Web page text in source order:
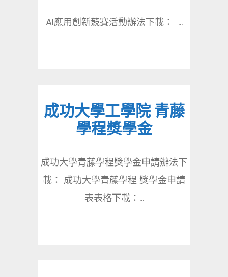
AI應用創新競賽活動辦法下載： ...
成功大學工學院 青藤
學程獎學金
成功大學青藤學程獎學金申請辦法下
載： 成功大學青藤學程 獎學金申請
表表格下載：...